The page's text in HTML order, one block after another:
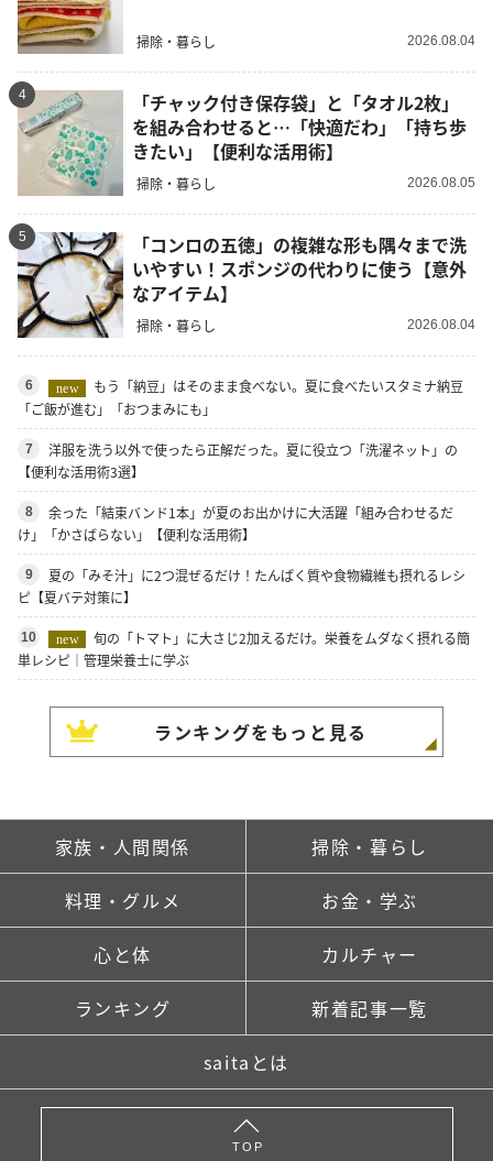
掃除・暮らし 2026.08.04
4
「チャック付き保存袋」と「タオル2枚」
を組み合わせると…「快適だわ」「持ち歩
きたい」【便利な活用術】
掃除・暮らし 2026.08.05
5
「コンロの五徳」の複雑な形も隅々まで洗
いやすい！スポンジの代わりに使う【意外
なアイテム】
掃除・暮らし 2026.08.04
6 new
もう「納豆」はそのまま食べない。夏に食べたいスタミナ納豆
「ご飯が進む」「おつまみにも」
7
洋服を洗う以外で使ったら正解だった。夏に役立つ「洗濯ネット」の
【便利な活用術3選】
8
余った「結束バンド1本」が夏のお出かけに大活躍「組み合わせるだ
け」「かさばらない」【便利な活用術】
9
夏の「みそ汁」に2つ混ぜるだけ！たんぱく質や食物繊維も摂れるレシ
ピ【夏バテ対策に】
10 new
旬の「トマト」に大さじ2加えるだけ。栄養をムダなく摂れる簡
単レシピ｜管理栄養士に学ぶ
ランキングをもっと見る
家族・人間関係 掃除・暮らし
料理・グルメ お金・学ぶ
心と体 カルチャー
ランキング 新着記事一覧
saitaとは
TOP